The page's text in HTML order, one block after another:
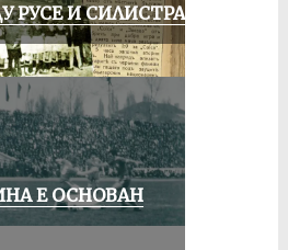
РУСЕ И СИЛИСТРА
Е ОСНОВАН